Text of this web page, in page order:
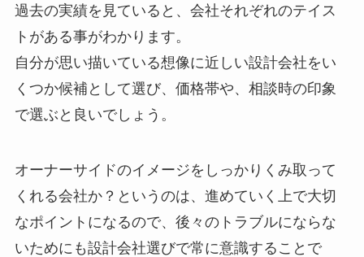
過去の実績を見ていると、会社それぞれのテイス
トがある事がわかります。
自分が思い描いている想像に近しい設計会社をい
くつか候補として選び、 価格帯や、相談時の印象
で選ぶと良いでしょう。
オーナーサイドのイメージをしっかりくみ取って
くれる会社か？というのは、進めていく上で大切
なポイントになるので、後々のトラブルにならな
いためにも設計会社選びで常に意識することで